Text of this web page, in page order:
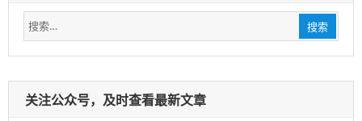
搜
索：
搜索
关注公众号，及时查看最新文章